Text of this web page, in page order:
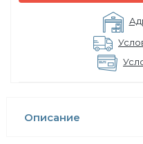
Описание